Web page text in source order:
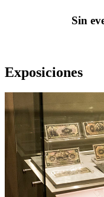
Sin
Exposiciones